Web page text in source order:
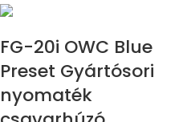
FG-20i OWC Blue
Preset Gyártósori
nyomaték